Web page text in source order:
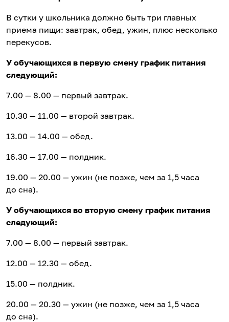
В сутки у школьника должно быть три главных
приема пищи: завтрак, обед, ужин, плюс несколько
перекусов.
У обучающихся в первую смену график питания
следующий:
7.00 — 8.00 — первый завтрак.
10.30 — 11.00 — второй завтрак.
13.00 — 14.00 — обед.
16.30 — 17.00 — полдник.
19.00 — 20.00 — ужин (не позже, чем за 1,5 часа
до сна).
У обучающихся во вторую смену график питания
следующий:
7.00 — 8.00 — первый завтрак.
12.00 — 12.30 — обед.
15.00 — полдник.
20.00 — 20.30 — ужин (не позже, чем за 1,5 часа
до сна).